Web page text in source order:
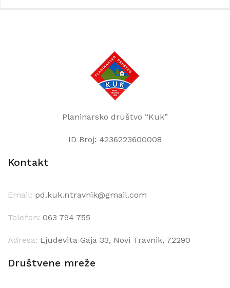
Planinarsko društvo “Kuk”
ID Broj: 4236223600008
Kontakt
Email: pd.kuk.ntravnik@gmail.com
Telefon: 063 794 755
Adresa: Ljudevita Gaja 33, Novi Travnik, 72290
Društvene mreže